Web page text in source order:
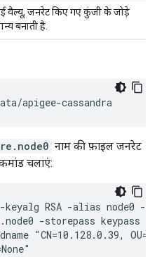
वैल्यू, जनरेट किए गए कुंजी के जोड़े
बनाती है.
apigee-cassandra
नाम की फ़ाइल जनरेट
चलाएं:
keyalg RSA -alias node0 -
-storepass keypass \
"CN=10.128.0.39,